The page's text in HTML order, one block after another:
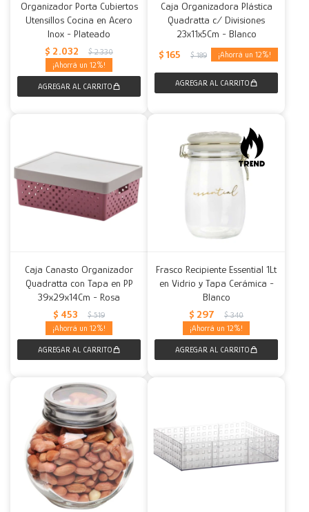
Organizador Porta Cubiertos
Utensillos Cocina en Acero
Inox - Plateado
$ 2.032 $ 2.330
12
Caja Organizadora Plástica
Quadratta c/ Divisiones
23x11x5Cm - Blanco
$ 165 $ 189 12
Caja Canasto Organizador
Quadratta con Tapa en PP
39x29x14Cm - Rosa
$ 453 $ 519
12
Frasco Recipiente Essential 1Lt
en Vidrio y Tapa Cerámica -
Blanco
$ 297 $ 340
12